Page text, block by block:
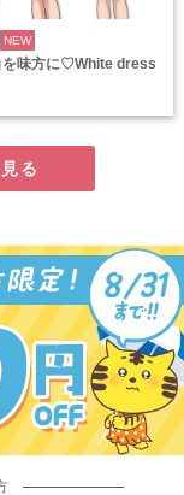
NEW
を味方に♡White dress
る